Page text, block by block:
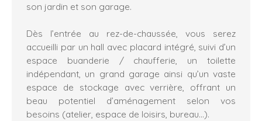
son jardin et son garage.
Dès l’entrée au rez-de-chaussée, vous serez
accueilli par un hall avec placard intégré, suivi d’un
espace buanderie / chaufferie, un toilette
indépendant, un grand garage ainsi qu’un vaste
espace de stockage avec verrière, offrant un
beau potentiel d’aménagement selon vos
besoins (atelier, espace de loisirs, bureau…).